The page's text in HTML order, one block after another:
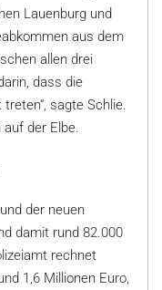
Lauenburg und
aus dem
allen drei
dass die
sagte Schlie.
der Elbe.
der neuen
damit rund 82.000
rechnet
1,6 Millionen Euro,